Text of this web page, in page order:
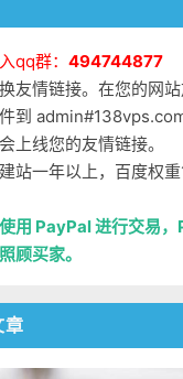
qq群： 494744877
友情链接。在您的网
到
上线您的友情链接。
站一年以上，百度权
用 PayPal 进行交易
顾买家。
章